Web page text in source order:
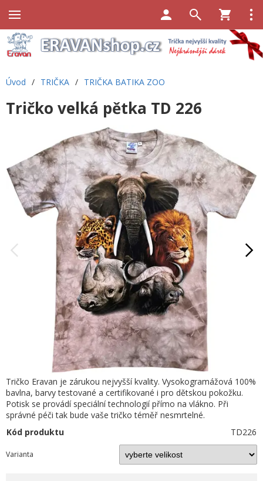
Úvod / TRIČKA / TRIČKA BATIKA ZOO
Tričko velká pětka TD 226
Tričko Eravan je zárukou nejvyšší kvality. Vysokogramážová 100%
bavlna, barvy testované a certifikované i pro dětskou pokožku.
Potisk se provádí speciální technologií přímo na vlákno. Při
správné péči tak bude vaše tričko téměř nesmrtelné.
Kód produktu
TD226
Varianta